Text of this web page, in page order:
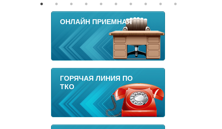
ОНЛАЙН ПРИЕМНАЯ
ГОРЯЧАЯ ЛИНИЯ ПО
ТКО